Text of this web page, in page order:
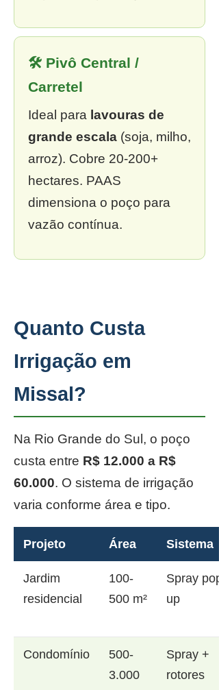
🛠 Pivô Central /
Carretel
Ideal para lavouras de
grande escala (soja, milho,
arroz). Cobre 20-200+
hectares. PAAS
dimensiona o poço para
vazão contínua.
Quanto Custa
Irrigação em
Missal?
Na Rio Grande do Sul, o poço
custa entre R$ 12.000 a R$
60.000. O sistema de irrigação
varia conforme área e tipo.
Projeto Área Sistema
Jardim
residencial
100-
500 m²
Spray pop-
up
Condomínio
500-
3.000
Spray +
rotores